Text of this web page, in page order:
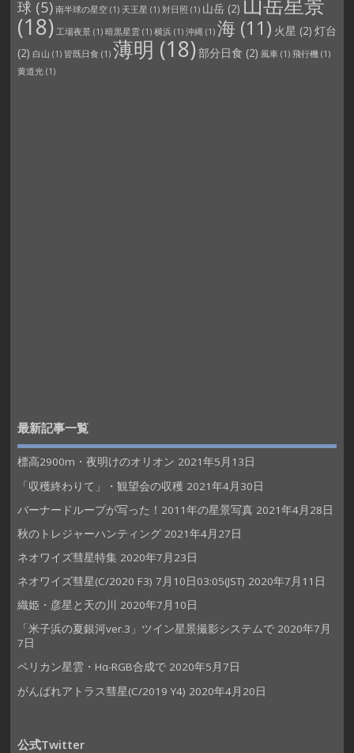
球 (5) 南半球の星空(1) 天王星 (1) 対日照 (1) 山岳(2)
(18) 工場夜景(1) 暗黒星雲(1) 横浜(1) 沖縄(1) 海 (11) 火星 (2) 灯台
(2) 白山 (1) 皆既日食 (1) 薄明 (18)部分日食 (2) 風車(1) 飛行機(1)
黄道光(1)
最新記事一覧
標高2900m・夜明けのオリオン 2021年5月13日
「収穫終わりて」・観望会の収穫 2021年4月30日
バーナードループが写った！2011年の星景写真 2021年4月28日
秋のトレジャーハンティング 2021年4月27日
ネオワイズ彗星特集 2020年7月23日
ネオワイズ彗星(C/2020 F3) 7月10日03:05(JST) 2020年7月11日
織姫・彦星と天の川 2020年7月10日
「米子浜の夏銀河ver.3」ツイン星景撮影システムで 2020年7月
7日
ペリカン星雲・Hα-RGB合成で 2020年5月7日
がんばれアトラス彗星(C/2019 Y4) 2020年4月20日
公式Twitter